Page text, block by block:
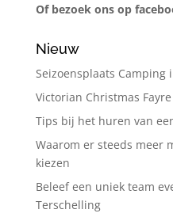
Of bezoek ons op
Nieuw
Seizoensplaats Camping
Victorian Christmas
Tips bij het huren van
Waarom er steeds meer
kiezen
Beleef een uniek team
Terschelling